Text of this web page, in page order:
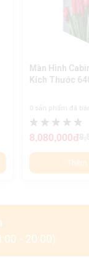
Màn Hình
Kích Thước
0 sản phẩm đã bán
8,080,000đ
- 20:00)